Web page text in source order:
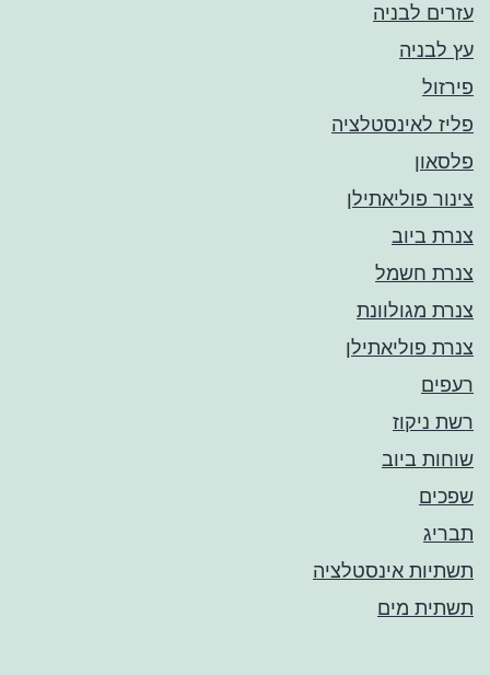
עזרים לבניה
עץ לבניה
פירזול
פליז לאינסטלציה
פלסאון
צינור פוליאתילן
צנרת ביוב
צנרת חשמל
צנרת מגולוונת
צנרת פוליאתילן
רעפים
רשת ניקוז
שוחות ביוב
שפכים
תבריג
תשתיות אינסטלציה
תשתית מים